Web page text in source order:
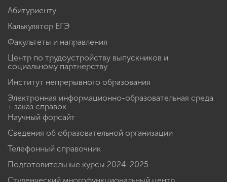
Абитуриенту
Калькулятор ЕГЭ
Факультеты и направления
Центр по трудоустройству выпускников и
социальному партнерству
Институт непрерывного образования
Электронная информационно-образовательная среда
+ заказ справок
Научный форсайт
Сведения об образовательной организации
Телефонный справочник
Подготовительные курсы 2024-2025